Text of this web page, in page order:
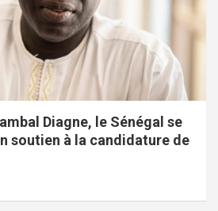
Diagne, le Sénégal se
soutien à la candidature de